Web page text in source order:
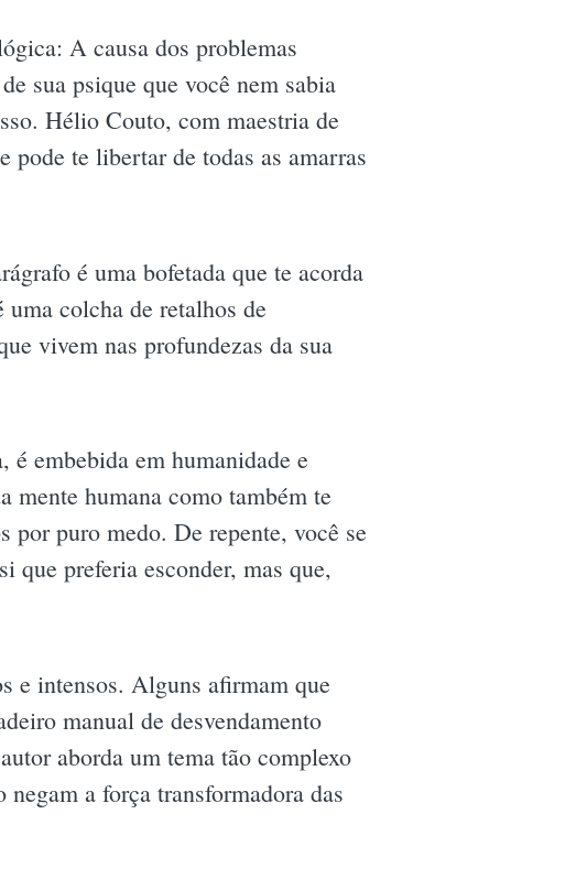
A causa dos problemas
sua psique que você nem sabia
Hélio Couto, com maestria de
pode te libertar de todas as amarras
é uma bofetada que te acorda
uma colcha de retalhos de
vivem nas profundezas da sua
é embebida em humanidade e
mente humana como também te
por puro medo. De repente, você se
que preferia esconder, mas que,
e intensos. Alguns afirmam que
manual de desvendamento
aborda um tema tão complexo
a força transformadora das